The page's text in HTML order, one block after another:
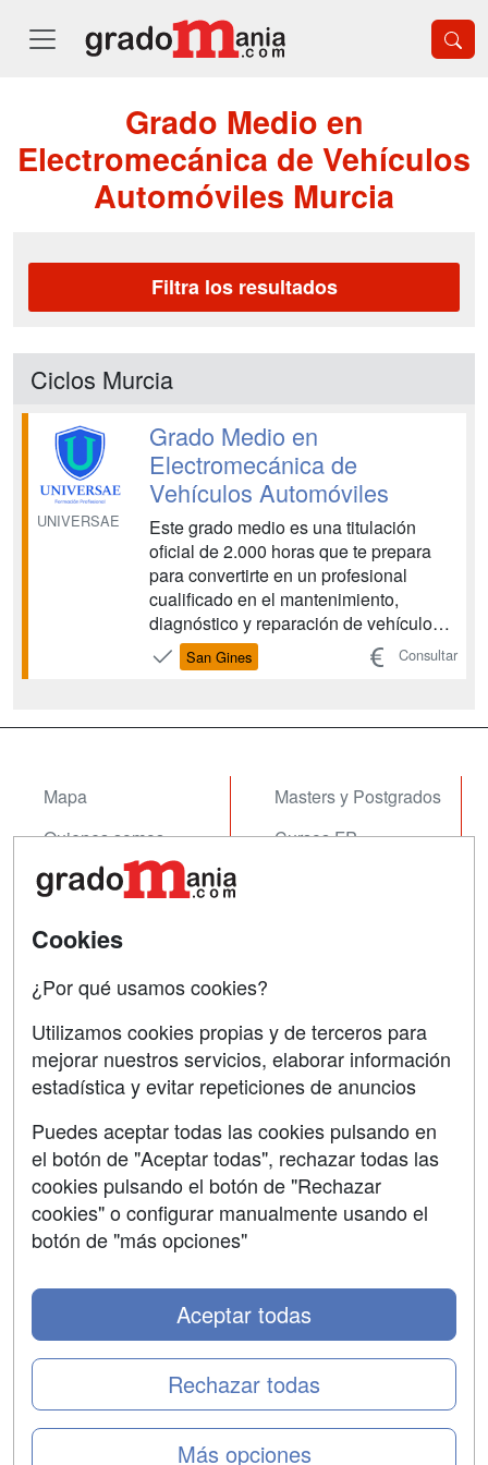
Grado Medio en
Electromecánica de Vehículos
Automóviles Murcia
Filtra los resultados
Ciclos Murcia
UNIVERSAE
Grado Medio en
Electromecánica de
Vehículos Automóviles
Este grado medio es una titulación
oficial de 2.000 horas que te prepara
para convertirte en un profesional
cualificado en el mantenimiento,
diagnóstico y reparación de vehículos.
Te formarás en mecánica, sistemas
eléctricos y electrónicos, transmisión,
San Gines Consultar
Mapa
Quienes somos
Tarifas publicidad
Masters y Postgrados
Cursos FP
Contactar
Confidencialidad
Copyleft
SÍGUENOS EN:
Cookies
¿Por qué usamos cookies?
Utilizamos cookies propias y de terceros para
mejorar nuestros servicios, elaborar información
estadística y evitar repeticiones de anuncios
Puedes aceptar todas las cookies pulsando en
el botón de "Aceptar todas", rechazar todas las
cookies pulsando el botón de "Rechazar
cookies" o configurar manualmente usando el
botón de "más opciones"
Más opciones
Rechazar todas
Aceptar todas